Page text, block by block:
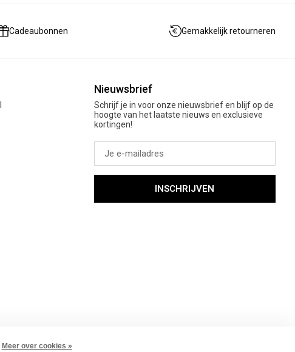
Cadeaubonnen Gemakkelijk retourneren
Nieuwsbrief
Schrijf je in voor onze nieuwsbrief en blijf op de
hoogte van het laatste nieuws en exclusieve
kortingen!
INSCHRIJVEN
Meer over cookies »